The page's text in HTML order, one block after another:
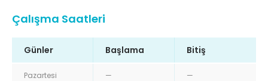
Çalışma Saatleri
Günler Başlama Bitiş
Pazartesi — —